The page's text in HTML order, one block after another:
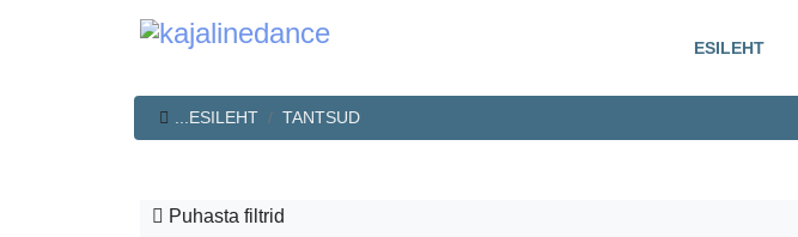
ESILEHT
...ESILEHT TANTSUD
Puhasta filtrid